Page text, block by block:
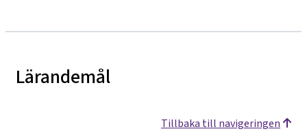
Lärandemål
Tillbaka till navigeringen